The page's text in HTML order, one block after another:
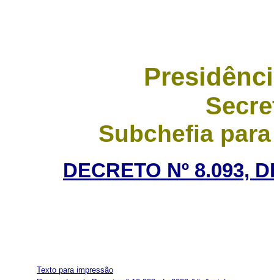
Subchefia
DECRETO Nº 8.093,
Texto para impressão